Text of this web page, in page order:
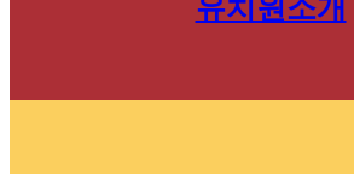
유치원소개